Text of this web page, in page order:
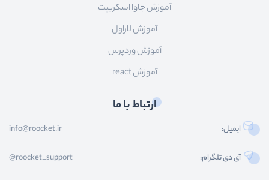
آموزش جاوا اسکریپت
آموزش لاراول
آموزش وردپرس
آموزش react
ارتباط با ما
ایمیل: info@roocket.ir
آی دی تلگرام: @roocket_support